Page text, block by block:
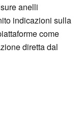
anelli
indicazioni sulla
come
diretta dal